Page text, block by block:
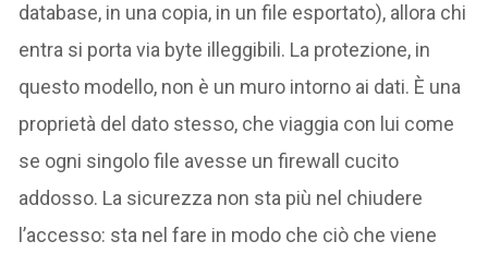
database, in una copia, in un file esportato), allora chi
entra si porta via byte illeggibili. La protezione, in
questo modello, non è un muro intorno ai dati. È una
proprietà del dato stesso, che viaggia con lui come
se ogni singolo file avesse un firewall cucito
addosso. La sicurezza non sta più nel chiudere
l’accesso: sta nel fare in modo che ciò che viene